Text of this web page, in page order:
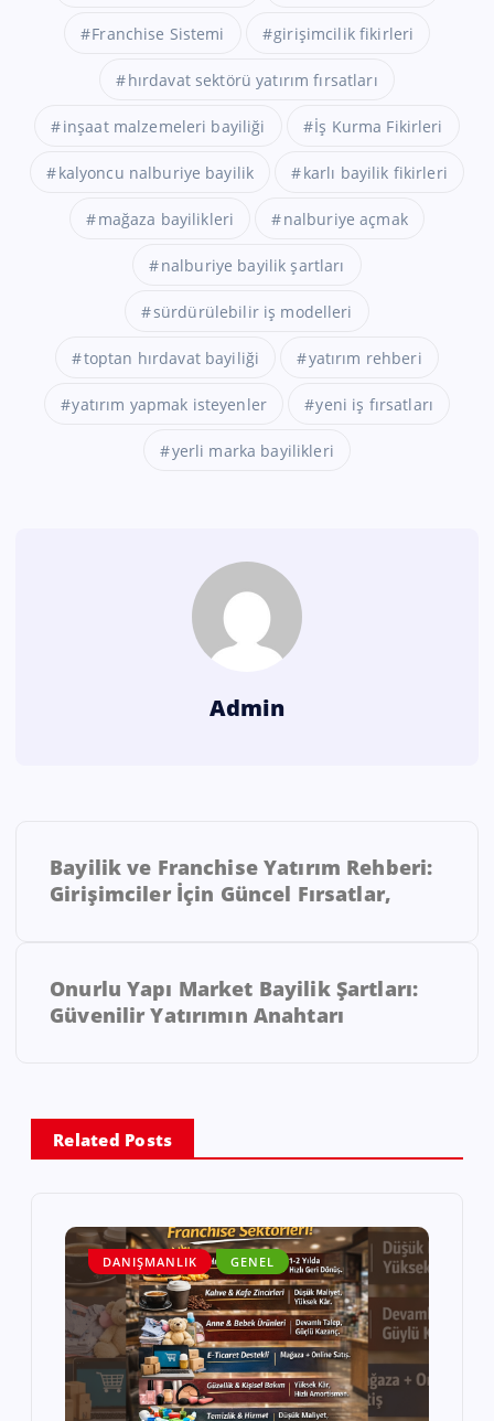
Franchise Sistemi girişimcilik fikirleri
hırdavat sektörü yatırım fırsatları
inşaat malzemeleri bayiliği İş Kurma Fikirleri
kalyoncu nalburiye bayilik karlı bayilik fikirleri
mağaza bayilikleri nalburiye açmak
nalburiye bayilik şartları
sürdürülebilir iş modelleri
toptan hırdavat bayiliği yatırım rehberi
yatırım yapmak isteyenler yeni iş fırsatları
yerli marka bayilikleri
Admin
Bayilik ve Franchise Yatırım Rehberi:
Girişimciler İçin Güncel Fırsatlar,
Onurlu Yapı Market Bayilik Şartları:
Güvenilir Yatırımın Anahtarı
Related Posts
DANIŞMANLIK GENEL